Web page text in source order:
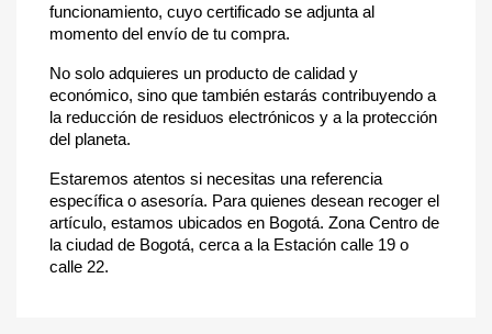
funcionamiento, cuyo certificado se adjunta al
momento del envío de tu compra.
No solo adquieres un producto de calidad y
económico, sino que también estarás contribuyendo a
la reducción de residuos electrónicos y a la protección
del planeta.
Estaremos atentos si necesitas una referencia
específica o asesoría. Para quienes desean recoger el
artículo, estamos ubicados en Bogotá. Zona Centro de
la ciudad de Bogotá, cerca a la Estación calle 19 o
calle 22.